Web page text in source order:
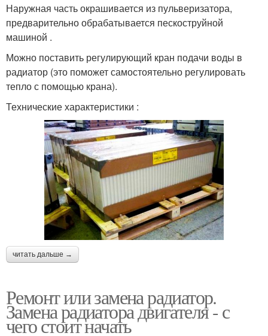
Наружная часть окрашивается из пульверизатора,
предварительно обрабатывается пескоструйной
машиной .
Можно поставить регулирующий кран подачи воды в
радиатор (это поможет самостоятельно регулировать
тепло с помощью крана).
Технические характеристики :
читать дальше →
Ремонт или замена радиатор.
Замена радиатора двигателя - с
чего стоит начать